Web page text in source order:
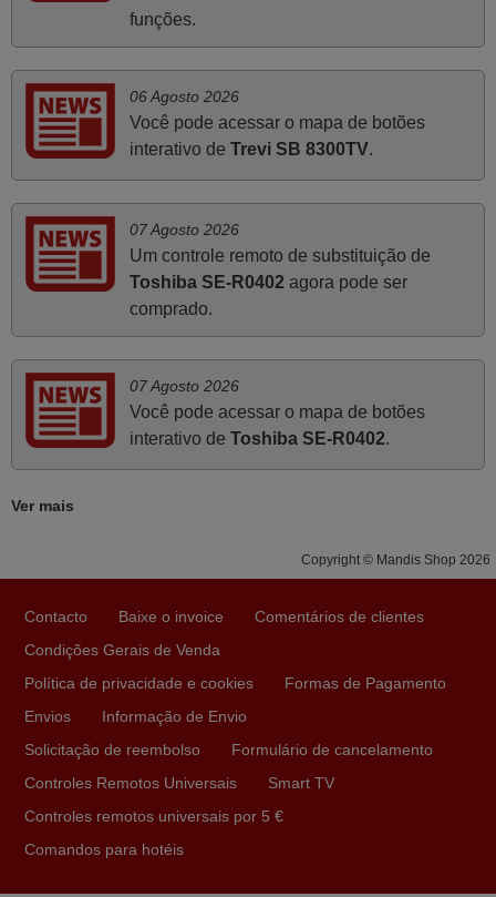
Abril 2025
O comando veio bem embrulhado e protegido. Fez logo a
Funciona na perfeição. Recomendo vivamente este
produto e este site.
Já recebi o comando bem embalado mas não é de
origem mas trabalha bem, obrigada!..
Francisco Alexandre,
Maio 2025
vossa eficiência no processo. Gostaria de salientar que
foi de extrema importância a vossa informação acerca de
como usar o comando sem usar por marca mas
tinha explicado como funcionar. Apenas diziam que
tinham comandos universais mas podiam não funcionar.
Muito obrigada.
funções.
06 Agosto 2026
Você pode acessar o mapa de botões
interativo de Trevi SB 8300TV.
07 Agosto 2026
Um controle remoto de substituição de
Toshiba SE-R0402 agora pode ser
comprado.
07 Agosto 2026
Você pode acessar o mapa de botões
interativo de Toshiba SE-R0402.
Ver mais
Copyright © Mandis Shop 2026
Contacto Baixe o invoice
Comentários de clientes
Condições Gerais de Venda
Política de privacidade e cookies
Formas de Pagamento
Envios
Informação de Envio
Solicitação de reembolso
Formulário de cancelamento
Controles Remotos Universais
Smart TV
Controles remotos universais por 5 €
Comandos para hotéis